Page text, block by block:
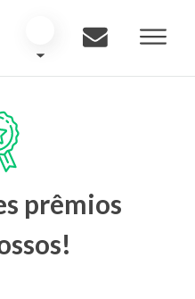
prêmios